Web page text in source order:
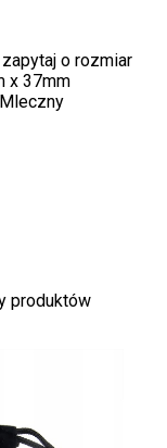
o rozmiar
x 37mm
Mleczny
produktów